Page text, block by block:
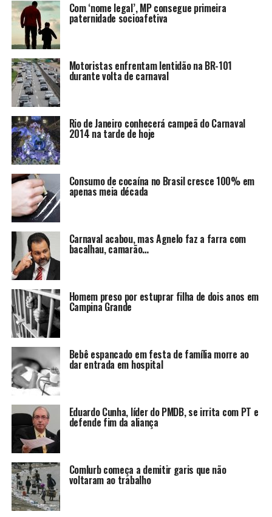
Com ‘nome legal’, MP consegue primeira
paternidade socioafetiva
Motoristas enfrentam lentidão na BR-101
durante volta de carnaval
Rio de Janeiro conhecerá campeã do Carnaval
2014 na tarde de hoje
Consumo de cocaína no Brasil cresce 100% em
apenas meia década
Carnaval acabou, mas Agnelo faz a farra com
bacalhau, camarão…
Homem preso por estuprar filha de dois anos em
Campina Grande
Bebê espancado em festa de família morre ao
dar entrada em hospital
Eduardo Cunha, líder do PMDB, se irrita com PT e
defende fim da aliança
Comlurb começa a demitir garis que não
voltaram ao trabalho